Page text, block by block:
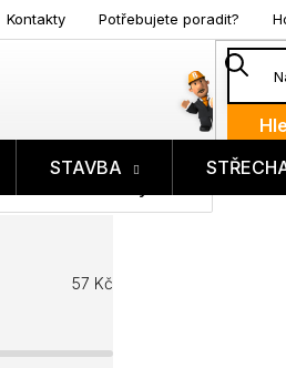
Kontakty Potřebujete poradit?
NÁKUPNÍ
STAVBA
57 Kč